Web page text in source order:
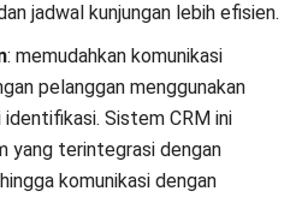
jadwal kunjungan lebih efisien.
: memudahkan komunikasi
pelanggan menggunakan
Sistem CRM ini
yang terintegrasi dengan
komunikasi dengan